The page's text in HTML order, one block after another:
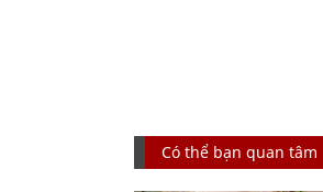
Có thể bạn quan tâm